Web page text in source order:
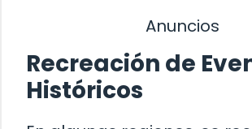
Anuncios
Recreación de
Históricos